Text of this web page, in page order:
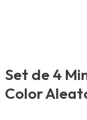
Set de 4
Color